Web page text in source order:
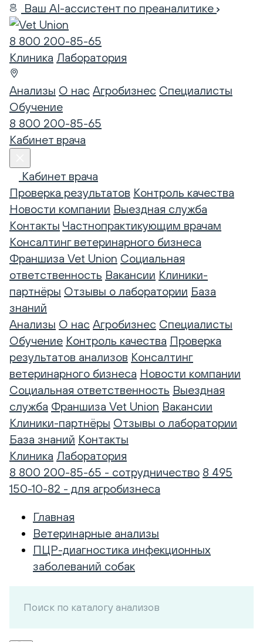
Ваш AI-ассистент по преаналитике
8 800 200-85-65
Клиника Лаборатория
Анализы О нас Агробизнес Специалисты
Обучение
8 800 200-85-65
Кабинет врача
Кабинет врача
Проверка результатов Контроль качества
Новости компании Выездная служба
Контакты Частнопрактикующим врачам
Консалтинг ветеринарного бизнеса
Франшиза Vet Union Социальная
ответственность Вакансии Клиники-
партнёры Отзывы о лаборатории База
знаний
Анализы О нас Агробизнес Специалисты
Обучение Контроль качества Проверка
результатов анализов Консалтинг
ветеринарного бизнеса Новости компании
Социальная ответственность Выездная
служба Франшиза Vet Union Вакансии
Клиники-партнёры Отзывы о лаборатории
База знаний Контакты
Клиника Лаборатория
8 800 200-85-65 - сотрудничество 8 495
150-10-82 - для агробизнеса
Главная
Ветеринарные анализы
ПЦР-диагностика инфекционных
заболеваний собак